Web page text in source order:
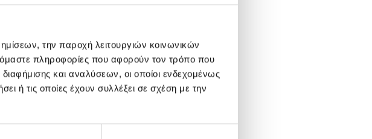
την παροχή λειτουργιών κοινωνικών
πληροφορίες που αφορούν τον τρόπο που
και αναλύσεων, οι οποίοι ενδεχομένως
ή τις οποίες έχουν συλλέξει σε σχέση με την
και
μπορεί
μπορεί να
να έχουν